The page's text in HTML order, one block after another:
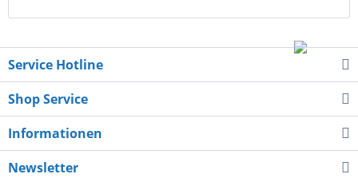
Service Hotline
Shop Service
Informationen
Newsletter